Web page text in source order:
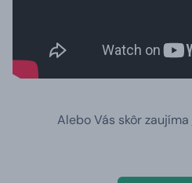
Alebo Vás skôr zaujíma